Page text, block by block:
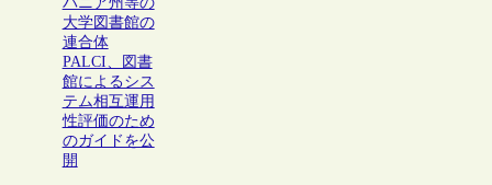
大学図書館の
連合体
PALCI、図書
館によるシス
テム相互運用
性評価のため
のガイドを公
開